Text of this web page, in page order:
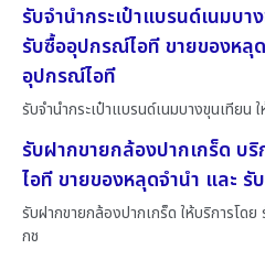
รับจำนำกระเป๋าแบรนด์เนมบ
รับซื้ออุปกรณ์ไอที ขายของหลุ
อุปกรณ์ไอที
รับจำนำกระเป๋าแบรนด์เนมบางขุนเทียน
รับฝากขายกล้องปากเกร็ด บ
ไอที ขายของหลุดจำนำ และ
รับฝากขายกล้องปากเกร็ด ให้บริการโด
กช